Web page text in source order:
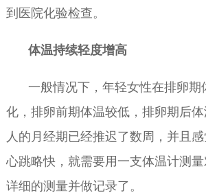
到医院化验检查。
体温持续轻度增高
一般情况下，年轻女性在排卵期
化，排卵前期体温较低，排卵期后
人的月经期已经推迟了数周，并且
心跳略快，就需要用一支体温计测
详细的测量并做记录了。